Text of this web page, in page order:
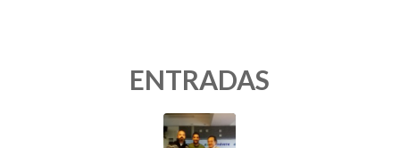
ENTRADAS